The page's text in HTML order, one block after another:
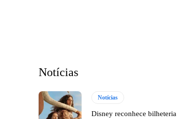
Notícias
Notícias
Disney reconhece bilheteria